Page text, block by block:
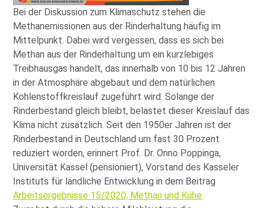
Bei der Diskussion zum Klimaschutz stehen die
Methanemissionen aus der Rinderhaltung häufig im
Mittelpunkt. Dabei wird vergessen, dass es sich bei
Methan aus der Rinderhaltung um ein kurzlebiges
Treibhausgas handelt, das innerhalb von 10 bis 12 Jahren
in der Atmosphäre abgebaut und dem natürlichen
Kohlenstoffkreislauf zugeführt wird. Solange der
Rinderbestand gleich bleibt, belastet dieser Kreislauf das
Klima nicht zusätzlich. Seit den 1950er Jahren ist der
Rinderbestand in Deutschland um fast 30 Prozent
reduziert worden, erinnert Prof. Dr. Onno Poppinga,
Universität Kassel (pensioniert), Vorstand des Kasseler
Instituts für ländliche Entwicklung in dem Beitrag
Arbeitsergebnisse 15/2020; Methan und Kühe.